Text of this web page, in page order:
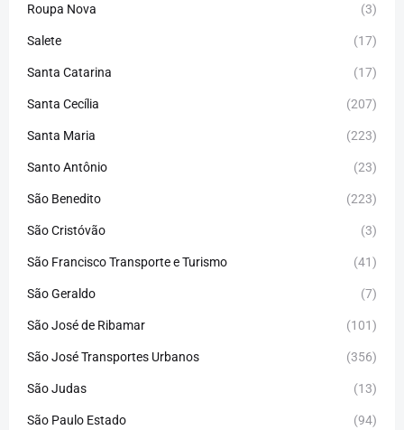
Roupa Nova (3)
Salete (17)
Santa Catarina (17)
Santa Cecília (207)
Santa Maria (223)
Santo Antônio (23)
São Benedito (223)
São Cristóvão (3)
São Francisco Transporte e Turismo (41)
São Geraldo (7)
São José de Ribamar (101)
São José Transportes Urbanos (356)
São Judas (13)
São Paulo Estado (94)